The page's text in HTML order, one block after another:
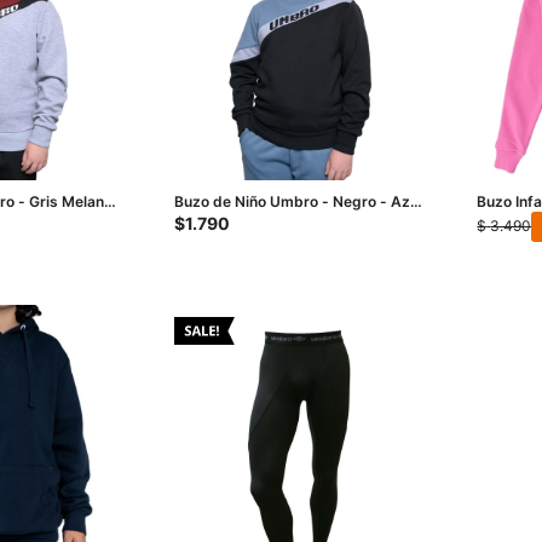
- Gris Melange
Buzo de Niño Umbro - Negro - Azul
Piedra
$1.790
Buzo
Hoodie
$ 3.490